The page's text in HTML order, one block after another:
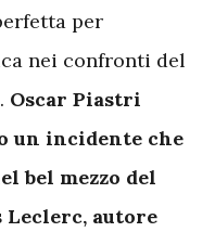
per
nei confronti del
Oscar Piastri
un incidente che
bel mezzo del
Leclerc, autore